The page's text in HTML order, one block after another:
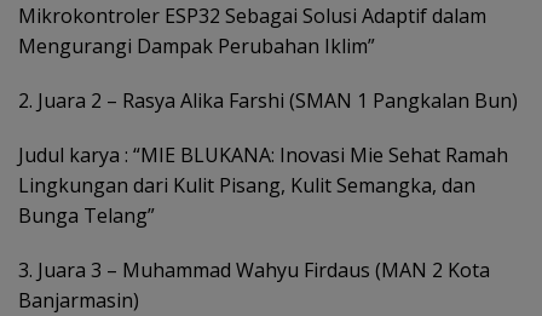
Mikrokontroler ESP32 Sebagai Solusi Adaptif dalam
Mengurangi Dampak Perubahan Iklim”
2. Juara 2 – Rasya Alika Farshi (SMAN 1 Pangkalan Bun)
Judul karya : “MIE BLUKANA: Inovasi Mie Sehat Ramah
Lingkungan dari Kulit Pisang, Kulit Semangka, dan
Bunga Telang”
3. Juara 3 – Muhammad Wahyu Firdaus (MAN 2 Kota
Banjarmasin)